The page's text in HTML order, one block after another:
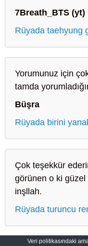
7Breath_BTS (yt)
Rüyada taehyung
Yorumunuz için
tamda
Büşra
Rüyada birini
Çok teşekkür
görünen o ki güzel
inşllah.
Rüyada turuncu
Veri politikasındaki